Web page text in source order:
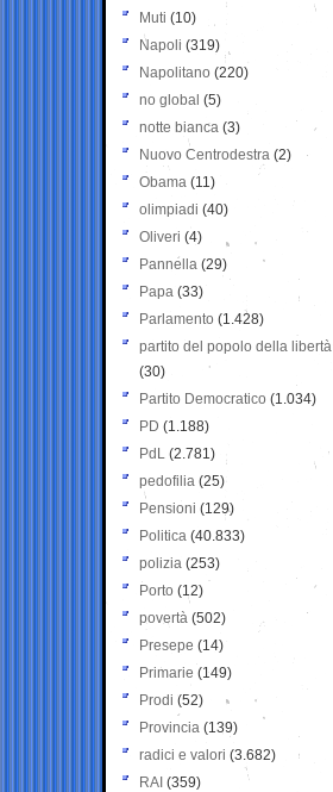
Muti (10)
Napoli (319)
Napolitano (220)
no global (5)
notte bianca (3)
Nuovo Centrodestra (2)
Obama (11)
olimpiadi (40)
Oliveri (4)
Pannella (29)
Papa (33)
Parlamento (1.428)
partito del popolo della libertà
(30)
Partito Democratico (1.034)
PD (1.188)
PdL (2.781)
pedofilia (25)
Pensioni (129)
Politica (40.833)
polizia (253)
Porto (12)
povertà (502)
Presepe (14)
Primarie (149)
Prodi (52)
Provincia (139)
radici e valori (3.682)
RAI (359)